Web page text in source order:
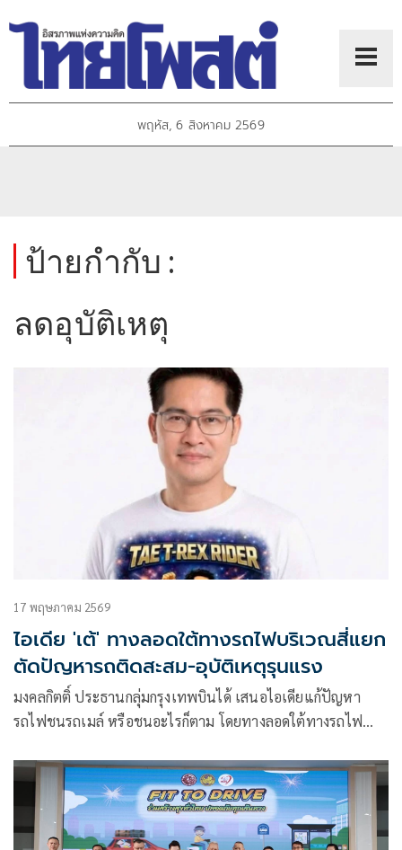
พฤหัส, 6 สิงหาคม 2569
ป้ายกำกับ :
ลดอุบัติเหตุ
17 พฤษภาคม 2569
ไอเดีย 'เต้' ทางลอดใต้ทางรถไฟบริเวณสี่แยก
ตัดปัญหารถติดสะสม-อุบัติเหตุรุนแรง
มงคลกิตติ์ ประธานกลุ่มกรุงเทพบินได้ เสนอไอเดียแก้ปัญหา
รถไฟชนรถเมล์ หรือชนอะไรก็ตาม โดยทางลอดใต้ทางรถไฟ